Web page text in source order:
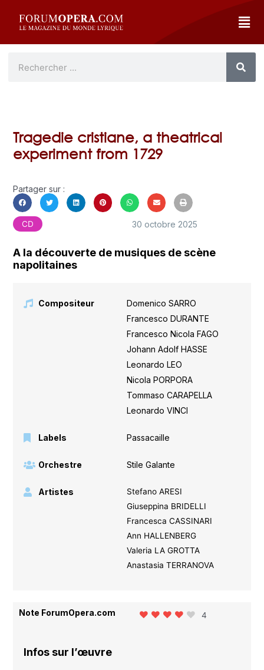
Tragedie cristiane, a theatrical
experiment from 1729
Partager sur :
CD 30 octobre 2025
A la découverte de musiques de scène
napolitaines
Compositeur Domenico SARRO
Francesco DURANTE
Francesco Nicola FAGO
Johann Adolf HASSE
Leonardo LEO
Nicola PORPORA
Tommaso CARAPELLA
Leonardo VINCI
Labels Passacaille
Orchestre Stile Galante
Artistes
Stefano ARESI
Giuseppina BRIDELLI
Francesca CASSINARI
Ann HALLENBERG
Valeria LA GROTTA
Anastasia TERRANOVA
Note ForumOpera.com 4
Infos sur l’œuvre